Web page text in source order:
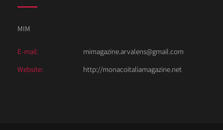
MIM
E-mail:
mimagazine.arvalens@gmail.com
Website:
http://monacoitaliamagazine.net